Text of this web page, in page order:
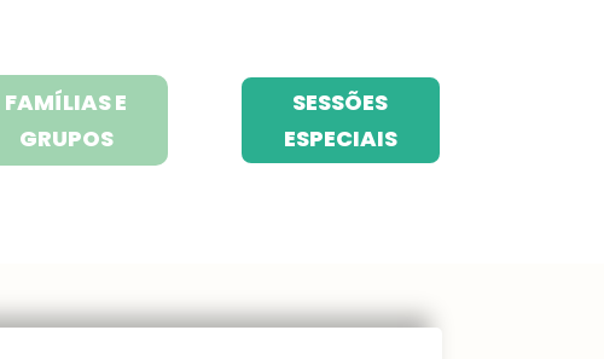
FAMÍLIAS E
GRUPOS
SESSÕES
ESPECIAIS